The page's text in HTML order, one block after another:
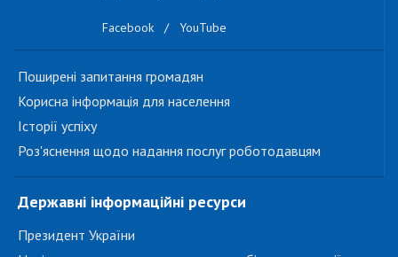
Facebook / YouTube
Поширені запитання громадян
Корисна інформація для населення
Історії успіху
Роз'яснення щодо надання послуг роботодавцям
Державні інформаційні ресурси
Президент України